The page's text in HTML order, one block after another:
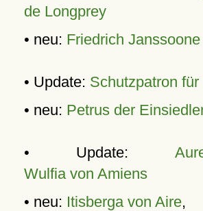
de Longprey
• neu: Friedrich Janssoone
• Update: Schutzpatron für
• neu: Petrus der
• Update:
Wulfia von Amiens
• neu: Itisberga von Aire,